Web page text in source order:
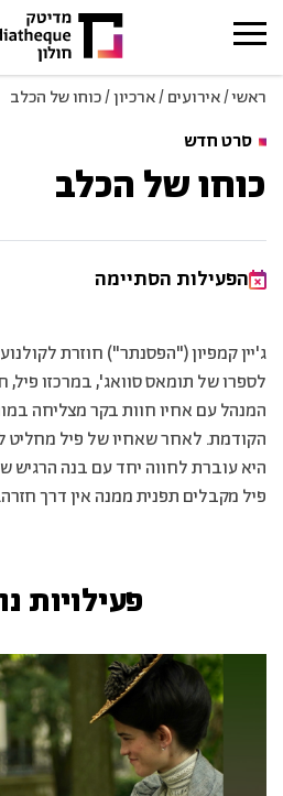
ראשי/אירועים/ארכיון/כוחו של הכלב
סרט חדש
כוחו של הכלב
הפעילות הסתיימה
ג'יין קמפיון ("הפסנתר") חוזרת
לספרו של תומאס סוואג', במרכזו פיל,
המנהל עם אחיו חוות בקר מצליחה
הקודמת. לאחר שאחיו של פיל מחליט
היא עוברת לחווה יחד עם בנה הרגיש
פיל מקבלים תפנית ממנה אין דרך חזרה.
פעילויות